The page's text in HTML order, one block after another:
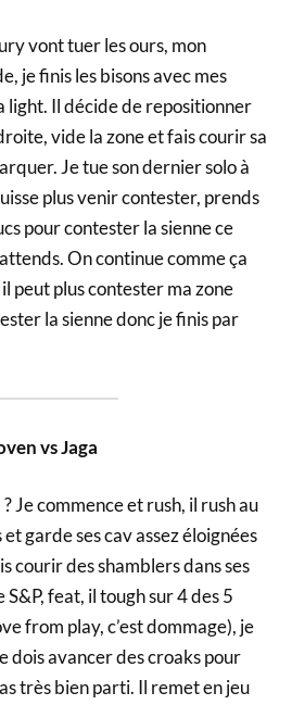
vont tuer les ours, mon
je finis les bisons avec mes
light. Il décide de repositionner
vide la zone et fais courir sa
Je tue son dernier solo à
plus venir contester, prends
pour contester la sienne ce
On continue comme ça
peut plus contester ma zone
la sienne donc je finis par
vs Jaga
Je commence et rush, il rush au
garde ses cav assez éloignées
courir des shamblers dans ses
S&P, feat, il tough sur 4 des 5
from play, c’est dommage), je
dois avancer des croaks pour
très bien parti. Il remet en jeu